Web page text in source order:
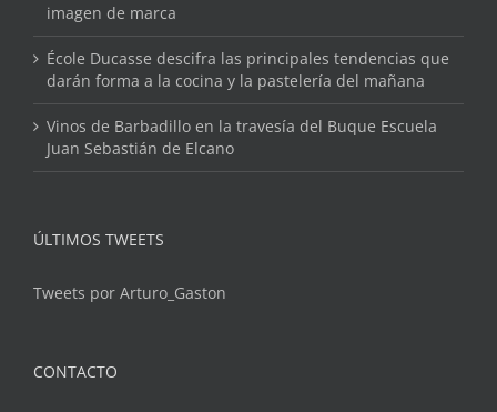
imagen de marca
École Ducasse descifra las principales tendencias que
darán forma a la cocina y la pastelería del mañana
Vinos de Barbadillo en la travesía del Buque Escuela
Juan Sebastián de Elcano
ÚLTIMOS TWEETS
Tweets por Arturo_Gaston
CONTACTO